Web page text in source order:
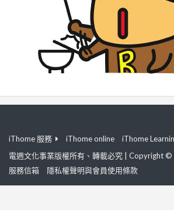
iThome 服務 iThome online
iThome
電週文化事業版權所有、轉載必究 | Copyright
服務信箱
隱私權聲明與會員使用條款